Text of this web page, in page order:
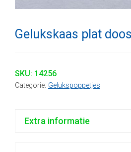
Gelukskaas plat
SKU: 14256
Categorie: Gelukspoppetjes
Extra informatie